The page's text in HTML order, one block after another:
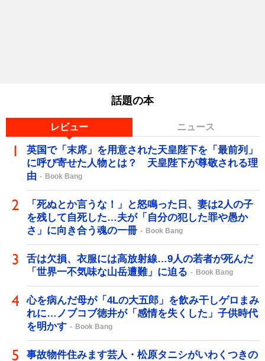
話題の本
レビュー ニュース
英国で「末席」を用意された天皇陛下を「最前列」
に呼び寄せた人物とは？ 天皇陛下が尊敬される理
由
Book Bang
「死ぬとか言うな！」と怒鳴った日、妻は2人の子
を残して自死した…夫が「自分の犯した罪や愚か
さ」に向き合う魂の一冊
Book Bang
舌は欠損、衣服には高放射線…9人の若者が死んだ
「世界一不気味な山岳遭難」に迫る
Book Bang
心を病んだ母が「4Lの大五郎」を飲み干しゲロまみ
れに…ノブコブ徳井が「感情を失くした」子供時代
を明かす
Book Bang
事故物件住みます芸人・松原タニシがいわくつきの